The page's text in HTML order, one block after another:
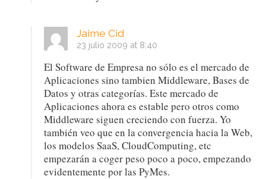
Jaime Cid
23 julio 2009 at 8:40
El Software de Empresa no sólo es el mercado de
Aplicaciones sino tambien Middleware, Bases de
Datos y otras categorías. Este mercado de
Aplicaciones ahora es estable pero otros como
Middleware siguen creciendo con fuerza. Yo
también veo que en la convergencia hacia la Web,
los modelos SaaS, CloudComputing, etc
empezarán a coger peso poco a poco, empezando
evidentemente por las PyMes.